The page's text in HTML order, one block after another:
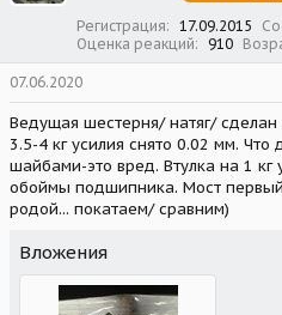
Регистрация 17.09.2015
Оценка реакций
910
07.06.2020
Ведущая шестерня/ натяг/
3.5-4 кг усилия снято 0.02 мм. Что
шайбами-это вред. Втулка на 1 кг
обоймы подшипника. Мост
родой... покатаем/ сравним)
Вложения